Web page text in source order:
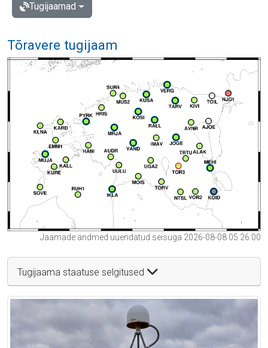
Tugijaamad
Tõravere tugijaam
Jaamade andmed uuendatud seisuga 2026-08-08 05:26:00
Tugijaama staatuse selgitused